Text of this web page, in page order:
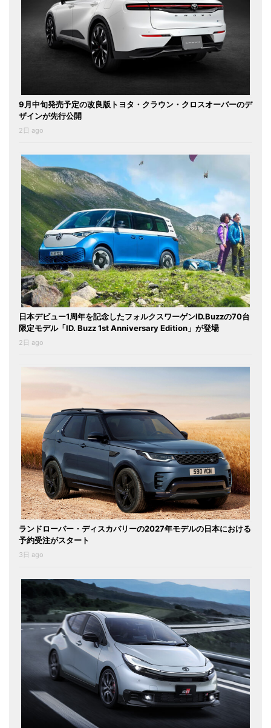
9月中旬発売予定の改良版トヨタ・クラウン・クロスオーバーのデ
ザインが先行公開
2日 ago
日本デビュー1周年を記念したフォルクスワーゲンID.Buzzの70台
限定モデル「ID. Buzz 1st Anniversary Edition」が登場
2日 ago
ランドローバー・ディスカバリーの2027年モデルの日本における
予約受注がスタート
3日 ago